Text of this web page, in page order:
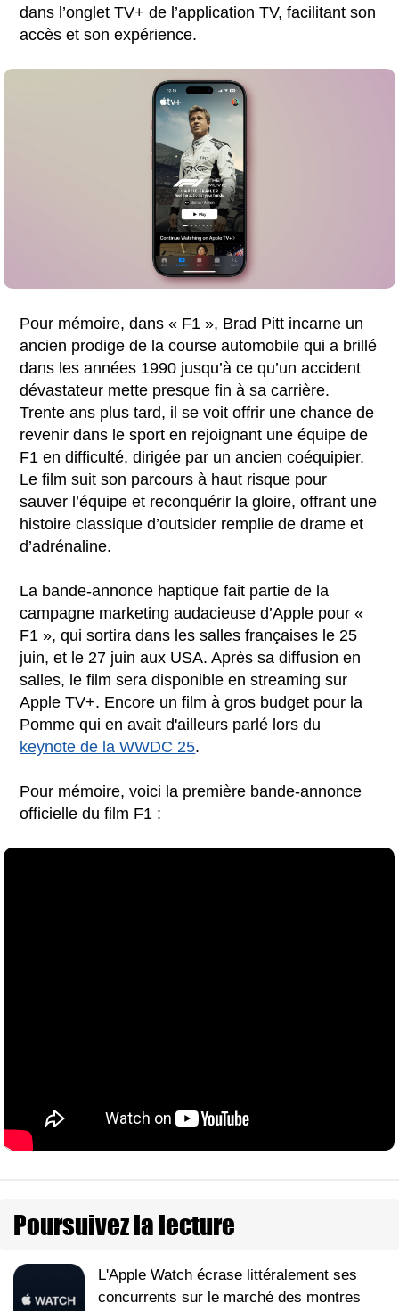
dans l’onglet TV+ de l’application TV, facilitant son
accès et son expérience.
Pour mémoire, dans « F1 », Brad Pitt incarne un
ancien prodige de la course automobile qui a brillé
dans les années 1990 jusqu’à ce qu’un accident
dévastateur mette presque fin à sa carrière.
Trente ans plus tard, il se voit offrir une chance de
revenir dans le sport en rejoignant une équipe de
F1 en difficulté, dirigée par un ancien coéquipier.
Le film suit son parcours à haut risque pour
sauver l’équipe et reconquérir la gloire, offrant une
histoire classique d’outsider remplie de drame et
d’adrénaline.
La bande-annonce haptique fait partie de la
campagne marketing audacieuse d’Apple pour «
F1 », qui sortira dans les salles françaises le 25
juin, et le 27 juin aux USA. Après sa diffusion en
salles, le film sera disponible en streaming sur
Apple TV+. Encore un film à gros budget pour la
Pomme qui en avait d'ailleurs parlé lors du
keynote de la WWDC 25.
Pour mémoire, voici la première bande-annonce
officielle du film F1 :
Poursuivez la lecture
L'Apple Watch écrase littéralement ses
concurrents sur le marché des montres